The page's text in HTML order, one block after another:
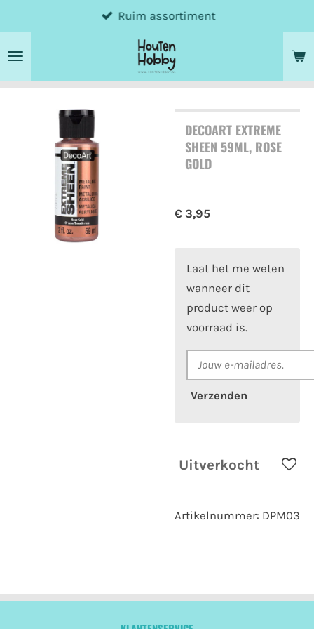
direct
naar
Ruim assortiment
DECOART EXTREME
SHEEN 59ML, ROSE
GOLD
€ 3,95
Laat het me weten
wanneer dit
product weer op
voorraad is.
Verzenden
Uitverkocht
Artikelnummer: DPM03